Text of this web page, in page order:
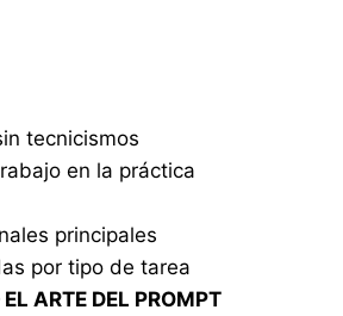
tecnicismos
en la práctica
principales
por tipo de tarea
ARTE DEL PROMPT